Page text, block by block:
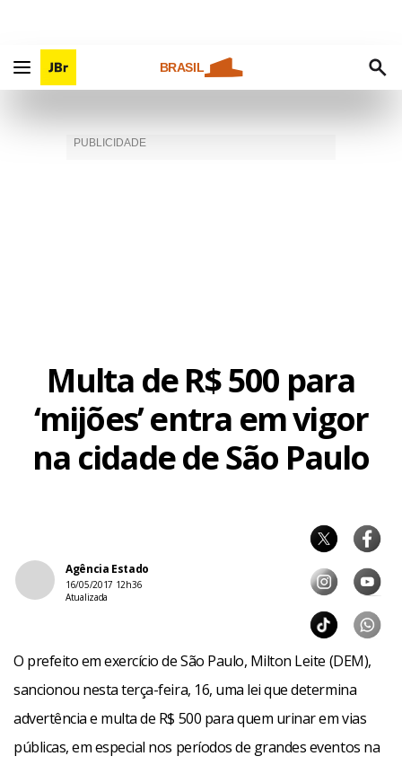
BRASIL
Multa de R$ 500 para
‘mijões’ entra em vigor
na cidade de São Paulo
Agência Estado
16/05/2017 12h36
Atualizada
O prefeito em exercício de São Paulo, Milton Leite (DEM),
sancionou nesta terça-feira, 16, uma lei que determina
advertência e multa de R$ 500 para quem urinar em vias
públicas, em especial nos períodos de grandes eventos na